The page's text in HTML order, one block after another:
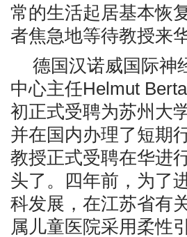
常的生活起居基本恢
者焦急地等待教授来
德国汉诺威国际神
中心主任Helmut
初正式受聘为苏州大
并在国内办理了短期
教授正式受聘在华进
头了。四年前，为了
科发展，在江苏省有
属儿童医院采用柔性